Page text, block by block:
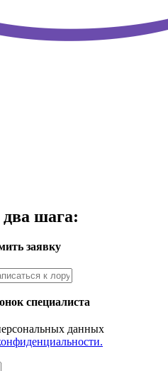
шага:
заявку
специалиста
данных